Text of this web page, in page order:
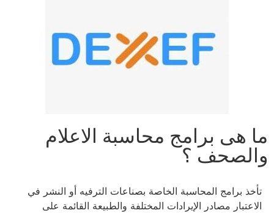
ما هى برامج محاسبة الاعلام
والصحف ؟
تأخذ برامج المحاسبة الخاصة بصناعات الترفيه أو النشر في
الاعتبار مصادر الإيرادات المختلفة والطبيعة القائمة على